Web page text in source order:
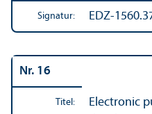
Signatur: EDZ-
Nr. 16
Titel:
Electronic